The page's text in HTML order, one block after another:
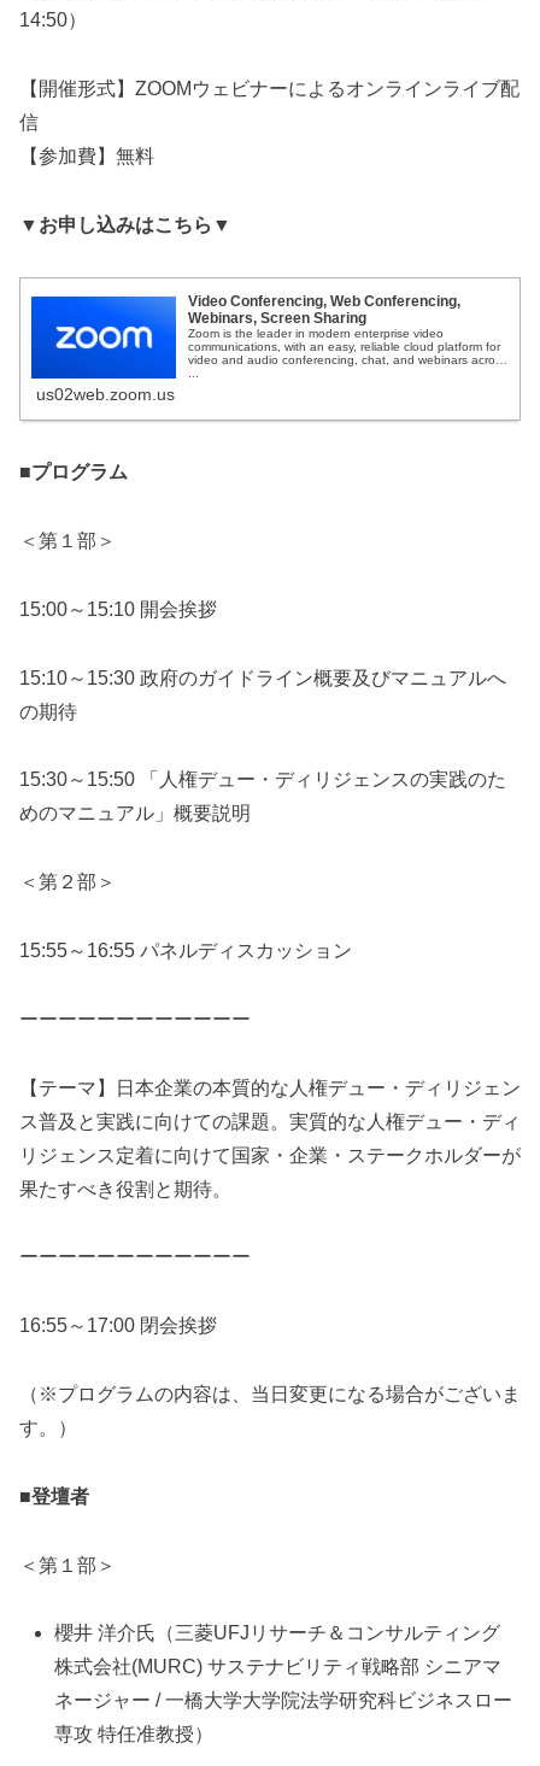
14:50）
【開催形式】ZOOMウェビナーによるオンラインライブ配
信
【参加費】無料
▼お申し込みはこちら▼
Video Conferencing, Web Conferencing,
Webinars, Screen Sharing
Zoom is the leader in modern enterprise video
communications, with an easy, reliable cloud platform for
video and audio conferencing, chat, and webinars across
...
us02web.zoom.us
■プログラム
＜第１部＞
15:00～15:10 開会挨拶
15:10～15:30 政府のガイドライン概要及びマニュアルへ
の期待
15:30～15:50 「人権デュー・ディリジェンスの実践のた
めのマニュアル」概要説明
＜第２部＞
15:55～16:55 パネルディスカッション
ーーーーーーーーーーーー
【テーマ】日本企業の本質的な人権デュー・ディリジェン
ス普及と実践に向けての課題。実質的な人権デュー・ディ
リジェンス定着に向けて国家・企業・ステークホルダーが
果たすべき役割と期待。
ーーーーーーーーーーーー
16:55～17:00 閉会挨拶
（※プログラムの内容は、当日変更になる場合がございま
す。）
■登壇者
＜第１部＞
櫻井 洋介氏（三菱UFJリサーチ＆コンサルティング
株式会社(MURC) サステナビリティ戦略部 シニアマ
ネージャー / 一橋大学大学院法学研究科ビジネスロー
専攻 特任准教授）